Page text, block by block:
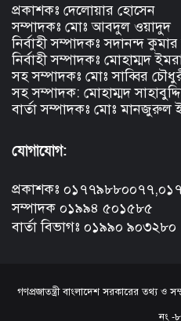
প্রকাশকঃ দেলোয়ার হোসেন
সম্পাদকঃ মোঃ আবদুল ওয়াদুদ
নির্বাহী সম্পাদকঃ সদানন্দ কুমার
নির্বাহী সম্পাদকঃ মোহাম্মদ
সহ সম্পাদকঃ মোঃ সাব্বির
সহ সম্পাদক: মোহাম্মদ
বার্তা সম্পাদকঃ মোঃ মানজুরুল
যোগাযোগ:
প্রকাশকঃ
সম্পাদক ০১৯৯৪ ৫০১৫৮৫
বার্তা বিভাগঃ ০১৯৯০ ৯০৩২৮০
গণপ্রজাতন্ত্রী বাংলাদেশ সরকারের তথ্য ও
নং -